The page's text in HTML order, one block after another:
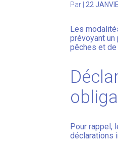
Par |22
Les
prévoyant
pêches et
Pour rappel,
déclarations